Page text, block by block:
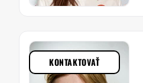
KONTAKTOVAŤ